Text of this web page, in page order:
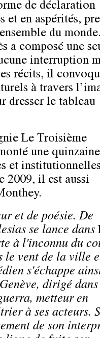
de déclaration
et en aspérités,
du monde.
a composé une
interruption
récits, il
à travers
dresser le tableau
Le Troisième
une
et
2009, il est aussi
et de poésie. De
se lance dans
à l'inconnu du
le vent de la ville
s'échappe
dirigé dans
metteur en
à ses acteurs.
de son